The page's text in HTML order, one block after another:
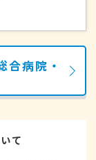
合病院・
て